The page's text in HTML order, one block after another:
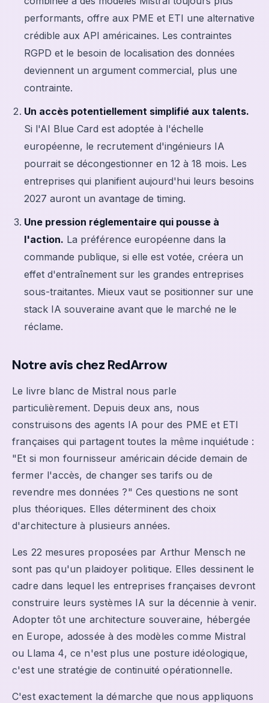
performants, offre aux PME et ETI une alternative
crédible aux API américaines. Les contraintes
RGPD et le besoin de localisation des données
deviennent un argument commercial, plus une
contrainte.
Un accès potentiellement simplifié aux talents.
Si l'AI Blue Card est adoptée à l'échelle
européenne, le recrutement d'ingénieurs IA
pourrait se décongestionner en 12 à 18 mois. Les
entreprises qui planifient aujourd'hui leurs besoins
2027 auront un avantage de timing.
Une pression réglementaire qui pousse à
l'action. La préférence européenne dans la
commande publique, si elle est votée, créera un
effet d'entraînement sur les grandes entreprises
sous-traitantes. Mieux vaut se positionner sur une
stack IA souveraine avant que le marché ne le
réclame.
Notre avis chez RedArrow
Le livre blanc de Mistral nous parle
particulièrement. Depuis deux ans, nous
construisons des agents IA pour des PME et ETI
françaises qui partagent toutes la même inquiétude :
"Et si mon fournisseur américain décide demain de
fermer l'accès, de changer ses tarifs ou de
revendre mes données ?" Ces questions ne sont
plus théoriques. Elles déterminent des choix
d'architecture à plusieurs années.
Les 22 mesures proposées par Arthur Mensch ne
sont pas qu'un plaidoyer politique. Elles dessinent le
cadre dans lequel les entreprises françaises devront
construire leurs systèmes IA sur la décennie à venir.
Adopter tôt une architecture souveraine, hébergée
en Europe, adossée à des modèles comme Mistral
ou Llama 4, ce n'est plus une posture idéologique,
c'est une stratégie de continuité opérationnelle.
C'est exactement la démarche que nous appliquons